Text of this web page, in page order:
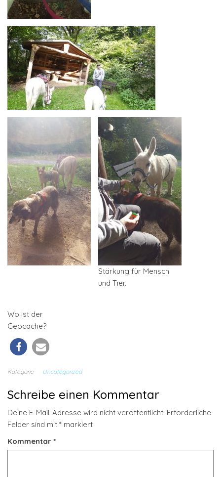
Stärkung für Mensch
und Tier.
Wo ist der
Geocache?
Kategorie Uncategorized
Schreibe einen Kommentar
Deine E-Mail-Adresse wird nicht veröffentlicht. Erforderliche
Felder sind mit * markiert
Kommentar *